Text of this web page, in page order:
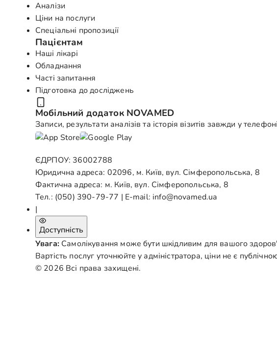
Аналізи
Ціни на послуги
Спеціальні пропозиції
Пацієнтам
Наші лікарі
Обладнання
Часті запитання
Підготовка до досліджень
Мобільний додаток NOVAMED
Записи, результати аналізів та історія візитів завжди у
ЄДРПОУ: 36002788
Юридична адреса: 02096, м. Київ, вул. Сімферопольська, 8
Фактична адреса: м. Київ, вул. Сімферопольська, 8
Тел.: (050) 390-79-77 | E-mail: info@novamed.ua
|
Доступність
Увага:Самолікування може бути шкідливим для вашого
Вартість послуг уточнюйте у адміністратора, ціни не є
© 2026 Всі права захищені.